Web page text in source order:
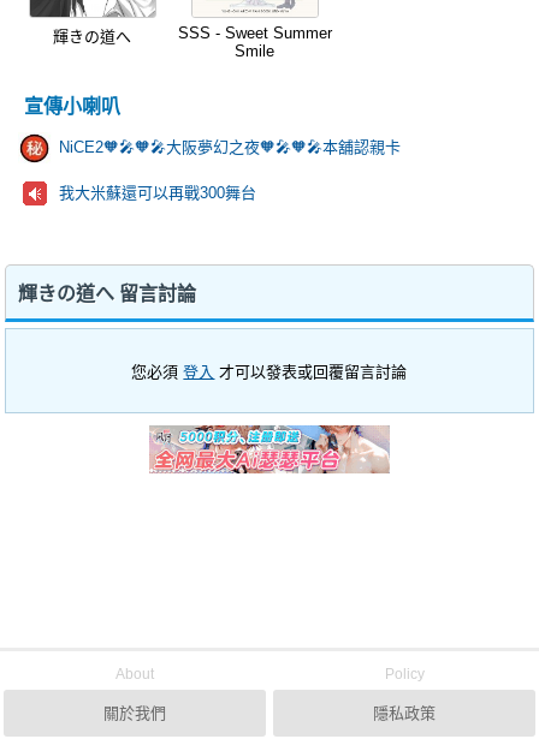
輝きの道へ
SSS - Sweet Summer
Smile
宣傳小喇叭
NiCE2🧡🎤🧡🎤大阪夢幻之夜🧡🎤🧡🎤本舖認親卡
我大米蘇還可以再戰300舞台
輝きの道へ 留言討論
您必須登入 才可以發表或回覆留言討論
About
關於我們
Policy
隱私政策